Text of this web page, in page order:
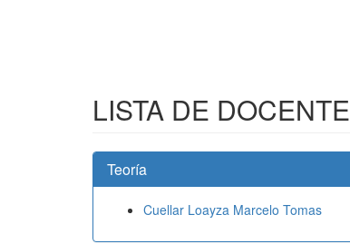
LISTA DE
Teoría
Cuellar Loayza Marcelo Tomas